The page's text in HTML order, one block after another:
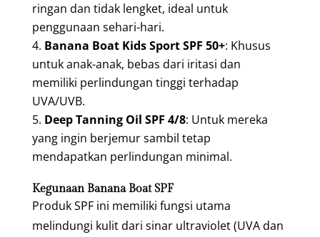
ringan dan tidak lengket, ideal untuk
penggunaan sehari-hari.
Banana Boat Kids Sport SPF 50+: Khusus
untuk anak-anak, bebas dari iritasi dan
memiliki perlindungan tinggi terhadap
UVA/UVB.
Deep Tanning Oil SPF 4/8: Untuk mereka
yang ingin berjemur sambil tetap
mendapatkan perlindungan minimal.
Kegunaan Banana Boat SPF
Produk SPF ini memiliki fungsi utama
melindungi kulit dari sinar ultraviolet (UVA dan